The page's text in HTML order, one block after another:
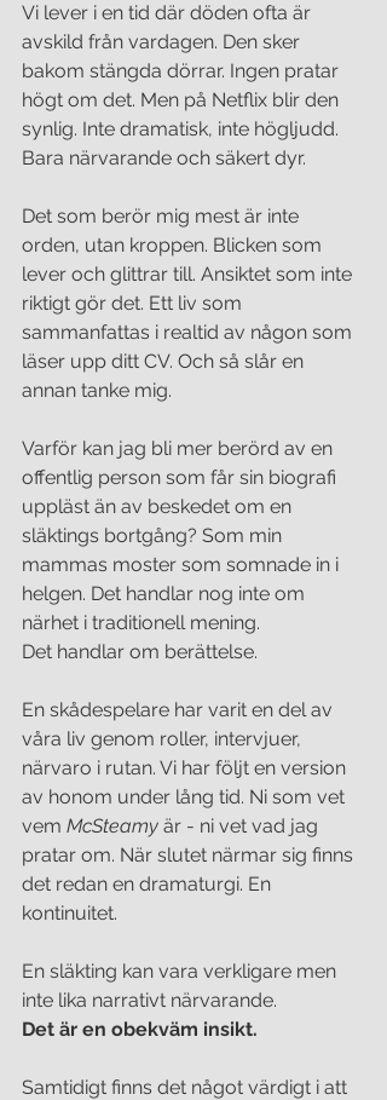
Vi lever i en tid där döden ofta är
avskild från vardagen. Den sker
bakom stängda dörrar. Ingen pratar
högt om det. Men på Netflix blir den
synlig. Inte dramatisk, inte högljudd.
Bara närvarande och säkert dyr.
Det som berör mig mest är inte
orden, utan kroppen. Blicken som
lever och glittrar till. Ansiktet som inte
riktigt gör det. Ett liv som
sammanfattas i realtid av någon som
läser upp ditt CV. Och så slår en
annan tanke mig.
Varför kan jag bli mer berörd av en
offentlig person som får sin biografi
uppläst än av beskedet om en
släktings bortgång? Som min
mammas moster som somnade in i
helgen. Det handlar nog inte om
närhet i traditionell mening.
Det handlar om berättelse.
En skådespelare har varit en del av
våra liv genom roller, intervjuer,
närvaro i rutan. Vi har följt en version
av honom under lång tid. Ni som vet
vem McSteamy är - ni vet vad jag
pratar om. När slutet närmar sig finns
det redan en dramaturgi. En
kontinuitet.
En släkting kan vara verkligare men
inte lika narrativt närvarande.
Det är en obekväm insikt.
Samtidigt finns det något värdigt i att